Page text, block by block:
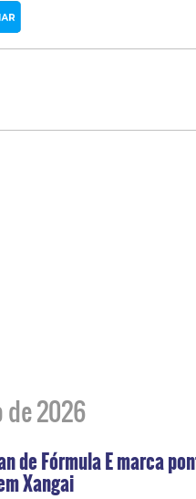
de 2026
de Fórmula E marca
Xangai